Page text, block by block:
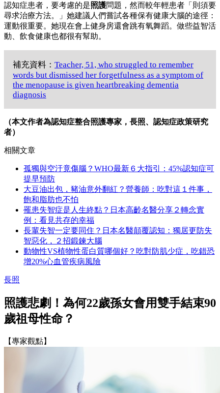
認知症患者，要考慮的是照護問題，然而較年輕患者「則須要
尋求治療方法。」她建議人們嘗試各種保有健康大腦的途徑：
運動很重要。她現在會上健身房還會跳有氧舞蹈。做些益智活
動、飲食健康也都很有幫助。
補充資料： Teacher, 51, who struggled to remember
words but dismissed her forgetfulness as a symptom of
the menopause is given heartbreaking dementia
diagnosis
（本文作者為認知症整合照護專家，長照、認知症政策研究
者）
相關文章
孤獨與空汙竟傷腦？WHO最新６大指引：45%認知症可
提早預防
大豆油出包，豬油意外翻紅？營養師：吃對這１件事，
飽和脂肪也不怕
罹患失智症是人生終點？日本高齡名醫分享２轉念實
例：看見共存的幸福
長輩失智一定要同住？日本名醫顛覆認知：獨居更防失
智惡化，２招鍛鍊大腦
動物性VS植物性蛋白質哪個好？吃對防肌少症，吃錯恐
增20%心血管疾病風險
長照
照護悲劇！為何22歲孫女會用雙手結束90
歲祖母性命？
【專家觀點】